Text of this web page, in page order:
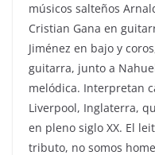
músicos salteños
Cristian Gana en
Jiménez en bajo y
guitarra, junto a
melódica. Interpretan
Liverpool, Inglaterra,
en pleno siglo XX. El
tributo, no somos